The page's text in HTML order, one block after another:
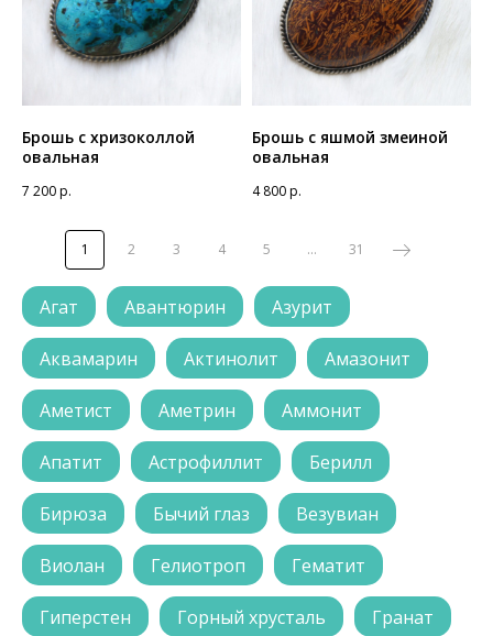
Брошь с хризоколлой
овальная
7 200р.
Брошь с яшмой змеиной
овальная
4 800р.
1 2 3 4 5 ... 31
Агат Авантюрин Азурит
Аквамарин Актинолит Амазонит
Аметист Аметрин Аммонит
Апатит Астрофиллит Берилл
Бирюза Бычий глаз Везувиан
Виолан Гелиотроп Гематит
Гиперстен Горный хрусталь Гранат